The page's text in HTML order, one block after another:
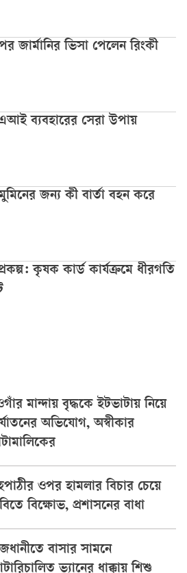
জার্মানির ভিসা পেলেন রিংকী
ব্যবহারের সেরা উপায়
জন্য কী বার্তা বহন করে
কৃষক কার্ড কার্যক্রমে ধীরগতি
মান্দায় বৃদ্ধকে ইটভাটায় নিয়ে
অভিযোগ, অস্বীকার
ওপর হামলার বিচার চেয়ে
বিক্ষোভ, প্রশাসনের বাধা
বাসার সামনে
ভ্যানের ধাক্কায় শিশু